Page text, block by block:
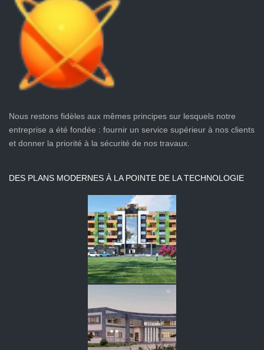
Immeuble
d’appartement
R+1
Client: Awesome
Company Location:
Barcelone, Spain
VIEW MORE
Nous restons fidèles aux mêmes principes sur lesquels notre
entreprise a été fondée : fournir un service supérieur à nos clients
et donner la priorité à la sécurité de nos travaux.
DES PLANS MODERNES À LA POINTE DE LA TECHNOLOGIE